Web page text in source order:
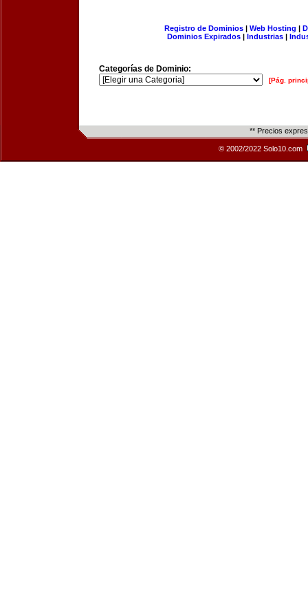
Registro de Dominios| Web Hosting |
Dominios Expirados | Industrias |
Categorías de Dominio:
[Pág.
** Precios
© 2002/2022 Solo10.com